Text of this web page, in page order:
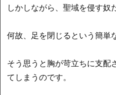
しかしながら、聖域を侵す奴
何故、足を閉じるという簡単
そう思うと胸が苛立ちに支配
てしまうのです。